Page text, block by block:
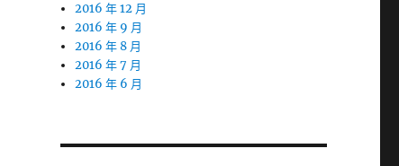
2016 年 12 月
2016 年 9 月
2016 年 8 月
2016 年 7 月
2016 年 6 月